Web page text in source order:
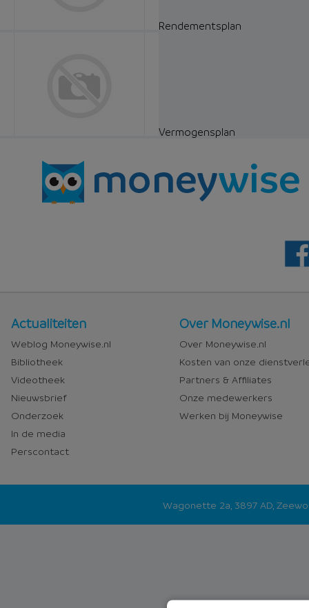
Rendementsplan
Vermogensplan
Nieuws
en
media
Actualiteiten
Weblog Moneywise.nl
Bibliotheek
Videotheek
Nieuwsbrief
Onderzoek
In de media
Perscontact
Over
Moneywise
Over Moneywise.nl
Over Moneywise.nl
Kosten van onze
Partners & Affiliates
Onze medewerkers
Werken bij Moneywise
Wagonette 2a, 3897 AD,